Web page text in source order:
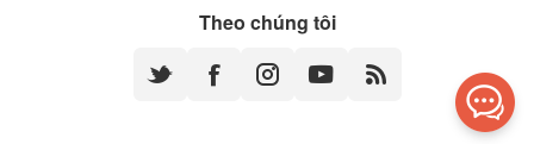
Theo chúng tôi